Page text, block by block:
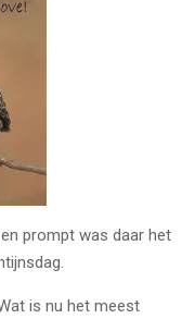
prompt was daar het
is nu het meest